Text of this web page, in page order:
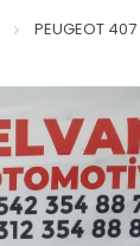
PEUGEOT